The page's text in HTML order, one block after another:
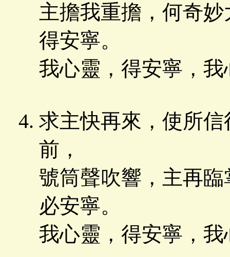
主擔我重擔，何奇
得安寧。
我心靈，得安寧，
求主快再來，使所
前，
號筒聲吹響，主再
必安寧。
我心靈，得安寧，